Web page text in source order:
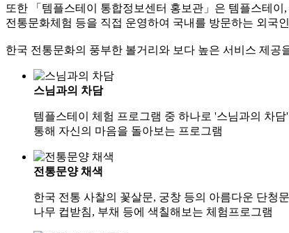
또한 「템플스테이 통합정보센터 홍보관」은 템플스테
전통문화체험 등을 직접 운영하여 국내를 방문하는 외국
한국 전통문화의 풍부한 볼거리와 보다 높은 서비스 제공
스님과의 차담
템플스테이 체험 프로그램 중 하나로 '스님과의 차담
통해 자신의 마음을 돌아보는 프로그램
전통문양 채색
한국 전통 사찰의 꽃살문, 궁창 등의 아름다운 단청
나무 컵받침, 부채 등에 색칠해보는 체험프로그램